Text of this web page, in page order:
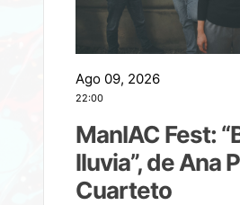
Ago 09, 2026
22:00
ManIAC Fest:
lluvia”, de Ana
Cuarteto